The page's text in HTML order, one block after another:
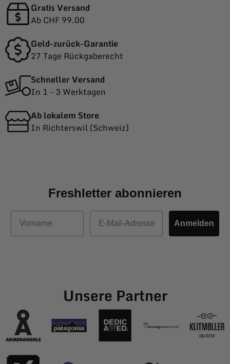
Gratis Versand
Ab CHF 99.00
Geld-zurück-Garantie
27 Tage Rückgaberecht
Schneller Versand
In 1 - 3 Werktagen
Ab lokalem Store
In Richterswil (Schweiz)
Freshletter abonnieren
Vorname
E-Mail
Anmelden
Unsere Partner